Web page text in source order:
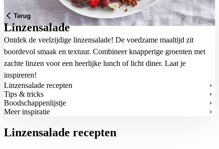
Terug
Linzensalade
Ontdek de veelzijdige linzensalade! De voedzame maaltijd zit
boordevol smaak en textuur. Combineer knapperige groenten met
zachte linzen voor een heerlijke lunch of licht diner. Laat je
inspireren!
Linzensalade recepten
Tips & tricks
Boodschappenlijstje
Meer inspiratie
Linzensalade recepten